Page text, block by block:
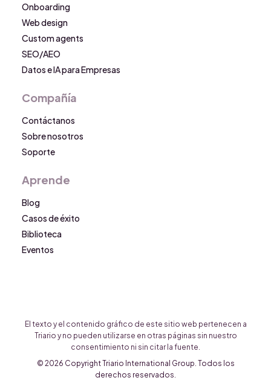
Onboarding
Web design
Custom agents
SEO/AEO
Datos e IA para Empresas
Compañía
Contáctanos
Sobre nosotros
Soporte
Aprende
Blog
Casos de éxito
Biblioteca
Eventos
El texto y el contenido gráfico de este sitio web pertenecen a
Triario y no pueden utilizarse en otras páginas sin nuestro
consentimiento ni sin citar la fuente.
© 2026 Copyright Triario International Group. Todos los
derechos reservados.